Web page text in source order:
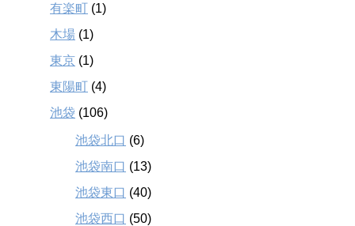
有楽町 (1)
木場 (1)
東京 (1)
東陽町 (4)
池袋 (106)
池袋北口 (6)
池袋南口 (13)
池袋東口 (40)
池袋西口 (50)